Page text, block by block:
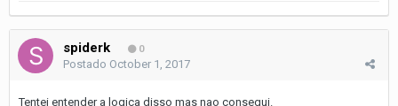
spiderk 0
Postado October 1, 2017
Tentei entender a logica disso mas nao consegui.